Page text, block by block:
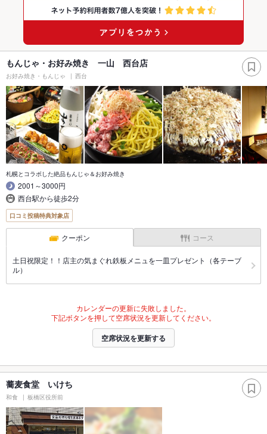
もんじゃ・お好み焼き 一山 西台店
お好み焼き・もんじゃ 西台
札幌とコラボした絶品もんじゃ＆お好み焼き
2001～3000円
西台駅から徒歩2分
口コミ投稿特典対象店
クーポン コース
土日祝限定！！店主の気まぐれ鉄板メニュを一皿プレゼント（各テーブ
ル）
カレンダーの更新に失敗しました。
下記ボタンを押して空席状況を更新してください。
空席状況を更新する
蕎麦食堂 いけち
和食 板橋区役所前